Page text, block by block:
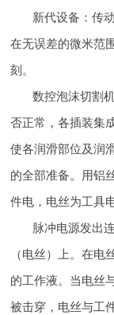
新代设备：传
在无误差的微米范
刻。
数控泡沫切割
否正常，各插装集
使各润滑部位及润
的全部准备。用铝
件电，电丝为工具电
脉冲电源发出
（电丝）上。在
的工作液。当电丝
被击穿，电丝与工